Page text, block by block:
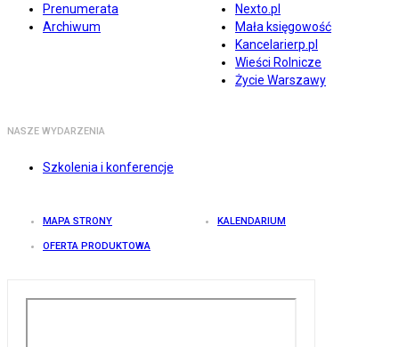
Prenumerata
Archiwum
Nexto.pl
Mała księgowość
Kancelarierp.pl
Wieści Rolnicze
Życie Warszawy
NASZE WYDARZENIA
Szkolenia i konferencje
MAPA STRONY KALENDARIUM
OFERTA PRODUKTOWA